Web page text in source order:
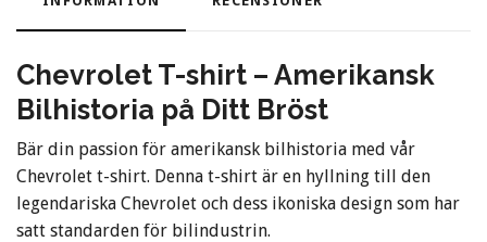
Chevrolet T-shirt – Amerikansk
Bilhistoria på Ditt Bröst
Bär din passion för amerikansk bilhistoria med vår
Chevrolet t-shirt. Denna t-shirt är en hyllning till den
legendariska Chevrolet och dess ikoniska design som har
satt standarden för bilindustrin.